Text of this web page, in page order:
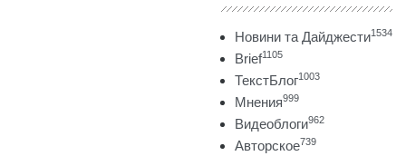
Новини та Дайджести1534
Brief1105
ТекстБлог1003
Мнения999
Видеоблоги962
Авторское739